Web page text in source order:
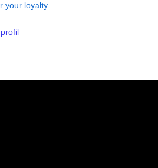
your loyalty